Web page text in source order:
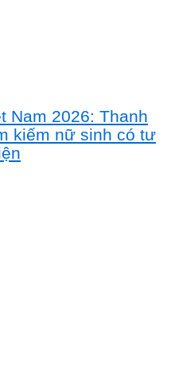
Nam 2026: Thanh
kiếm nữ sinh có tư